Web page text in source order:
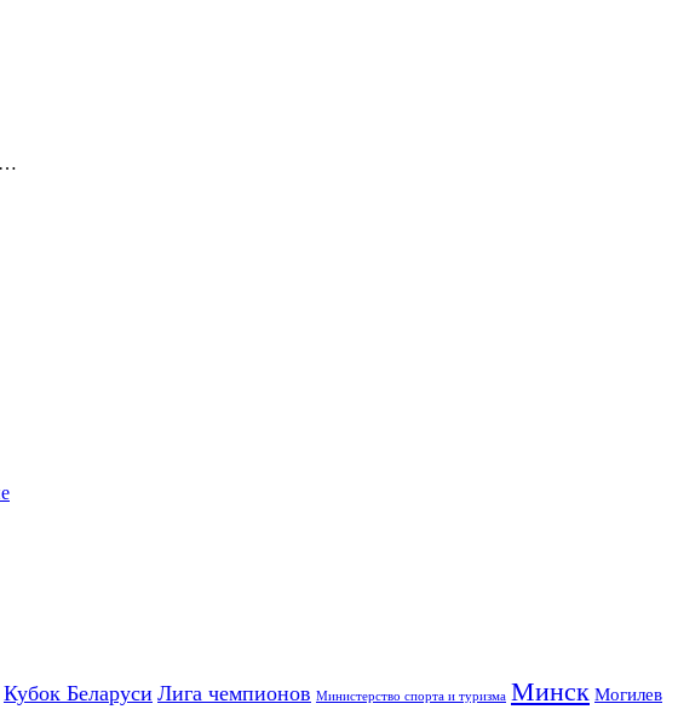
Кубок Беларуси Лига чемпионов Министерство спорта и туризма Минск Могилев